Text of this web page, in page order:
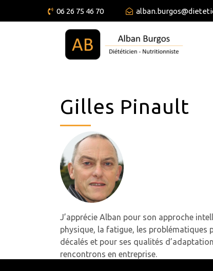
06 26 75 46 70
Gilles Pinault
J’apprécie Alban pour son approche
physique, la fatigue, les problématiques
décalés et pour ses qualités
rencontrons en entreprise.